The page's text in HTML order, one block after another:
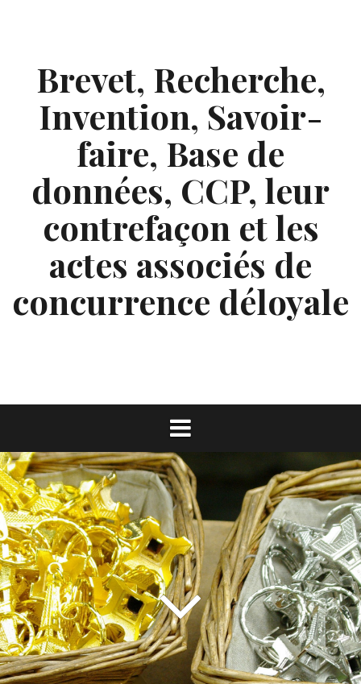
Brevet, Recherche,
Invention, Savoir-
faire, Base de
données, CCP, leur
contrefaçon et les
actes associés de
concurrence déloyale